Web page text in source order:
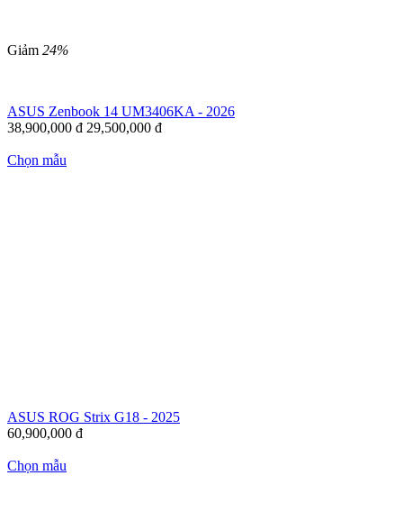
Giảm 24%
ASUS Zenbook 14 UM3406KA - 2026
38,900,000 đ 29,500,000 đ
Chọn mẫu
ASUS ROG Strix G18 - 2025
60,900,000 đ
Chọn mẫu